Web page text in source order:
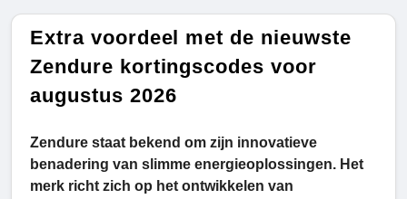
Extra voordeel met de nieuwste
Zendure kortingscodes voor
augustus 2026
Zendure staat bekend om zijn innovatieve
benadering van slimme energieoplossingen. Het
merk richt zich op het ontwikkelen van